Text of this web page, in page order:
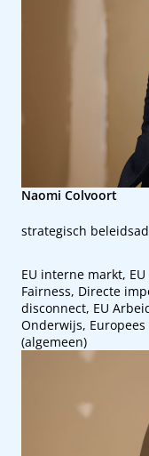
strategisch
Naomi Colvoort
EU interne markt,
Fairness, Directe
disconnect, EU
Onderwijs,
(algemeen)